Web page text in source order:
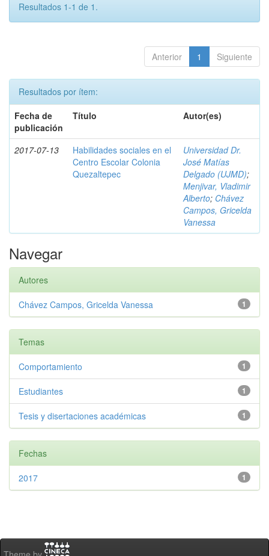
Resultados 1-1 de 1.
Anterior 1 Siguiente
Resultados por ítem:
Fecha de
publicación
Título Autor(es)
2017-07-13
Habilidades sociales en el
Centro Escolar Colonia
Quezaltepec
Universidad Dr.
José Matías
Delgado (UJMD);
Menjivar, Vladimir
Alberto; Chávez
Campos, Gricelda
Vanessa
Navegar
Autores
1
Chávez Campos, Gricelda Vanessa
Temas
1
Comportamiento
1
Estudiantes
1
Tesis y disertaciones académicas
Fechas
1
2017